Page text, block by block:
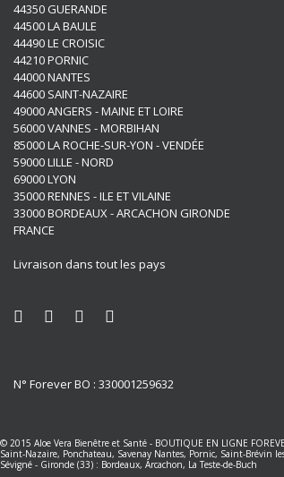
44350 GUERANDE
44500 LA BAULE
44490 LE CROISIC
44210 PORNIC
44000 NANTES
44600 SAINT-NAZAIRE
49000 ANGERS - MAINE ET LOIRE
56000 VANNES - MORBIHAN
85000 LA ROCHE-SUR-YON - VENDÉE
59000 LILLE - NORD
69000 LYON
35000 RENNES - ILE ET VILAINE
33000 BORDEAUX - ARCACHON GIRONDE
FRANCE
Livraison dans tout les pays
N° Forever BO : 330001259632
© 2015 Aloe Vera Bienêtre et Santé - BOUTIQUE EN LIGNE
Saint-Nazaire, Ponchateau, Savenay Nantes, Pornic, Saint-Brévin
Sévigné - Gironde (33) : Bordeaux, Arcachon, La Teste-de-Buch